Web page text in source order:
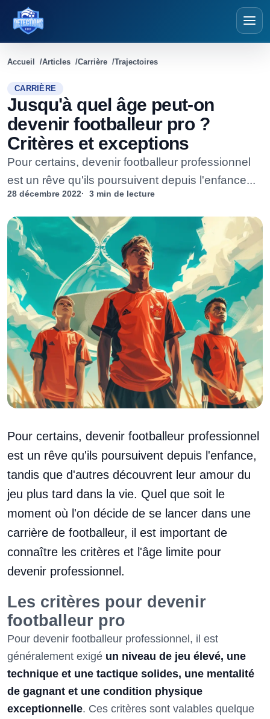
Détections Foot
Accueil Articles Carrière Trajectoires
CARRIÈRE
Jusqu'à quel âge peut-on
devenir footballeur pro ?
Critères et exceptions
Pour certains, devenir footballeur professionnel
est un rêve qu'ils poursuivent depuis l'enfance...
28 décembre 2022 3 min de lecture
Pour certains, devenir footballeur professionnel
est un rêve qu'ils poursuivent depuis l'enfance,
tandis que d'autres découvrent leur amour du
jeu plus tard dans la vie. Quel que soit le
moment où l'on décide de se lancer dans une
carrière de footballeur, il est important de
connaître les critères et l'âge limite pour
devenir professionnel.
Les critères pour devenir
footballeur pro
Pour devenir footballeur professionnel, il est
généralement exigé un niveau de jeu élevé, une
technique et une tactique solides, une mentalité
de gagnant et une condition physique
exceptionnelle. Ces critères sont valables quelque